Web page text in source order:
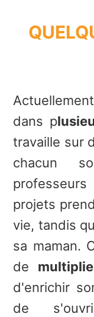
dans p
travaille sur
chacun
projets
vie, tandis
sa maman.
de
d'enrichir
de